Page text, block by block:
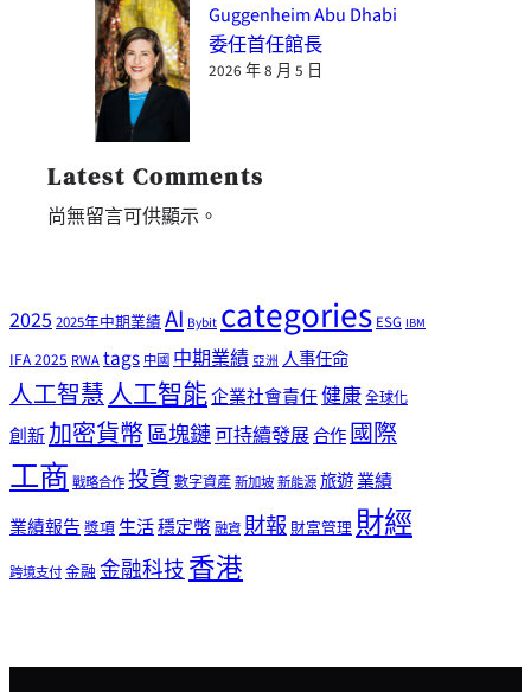
Guggenheim Abu Dhabi
委任首任館長
2026 年 8 月 5 日
Latest Comments
尚無留言可供顯示。
20252025年中期業績AI Bybitcategories ESG IBM
IFA 2025 RWAtags中國 中期業績 亞洲 人事任命
人工智慧人工智能企業社會責任健康全球化
創新加密貨幣區塊鏈可持續發展合作國際
工商戰略合作投資數字資產新加坡新能源旅遊業績
業績報告獎項生活穩定幣融資財報 財富管理財經
跨境支付金融 金融科技香港